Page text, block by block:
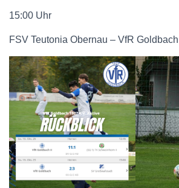
15:00 Uhr
FSV Teutonia Obernau – VfR Goldbach I